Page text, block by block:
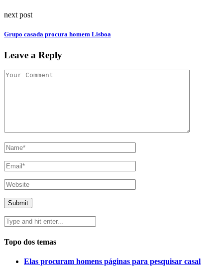
next post
Grupo casada procura homem Lisboa
Leave a Reply
Topo dos temas
Elas procuram homens páginas para pesquisar casal